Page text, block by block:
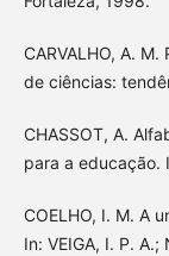
CARVALHO, A.
de ciências:
CHASSOT, A.
para a educação.
COELHO, I. M. A
In: VEIGA, I. P.